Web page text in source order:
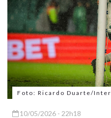
Foto: Ricardo Duarte/Inter
10/05/2026 - 22h18